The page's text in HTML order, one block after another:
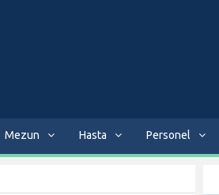
Mezun Hasta Personel